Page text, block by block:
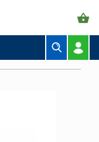
(652252.000.253)